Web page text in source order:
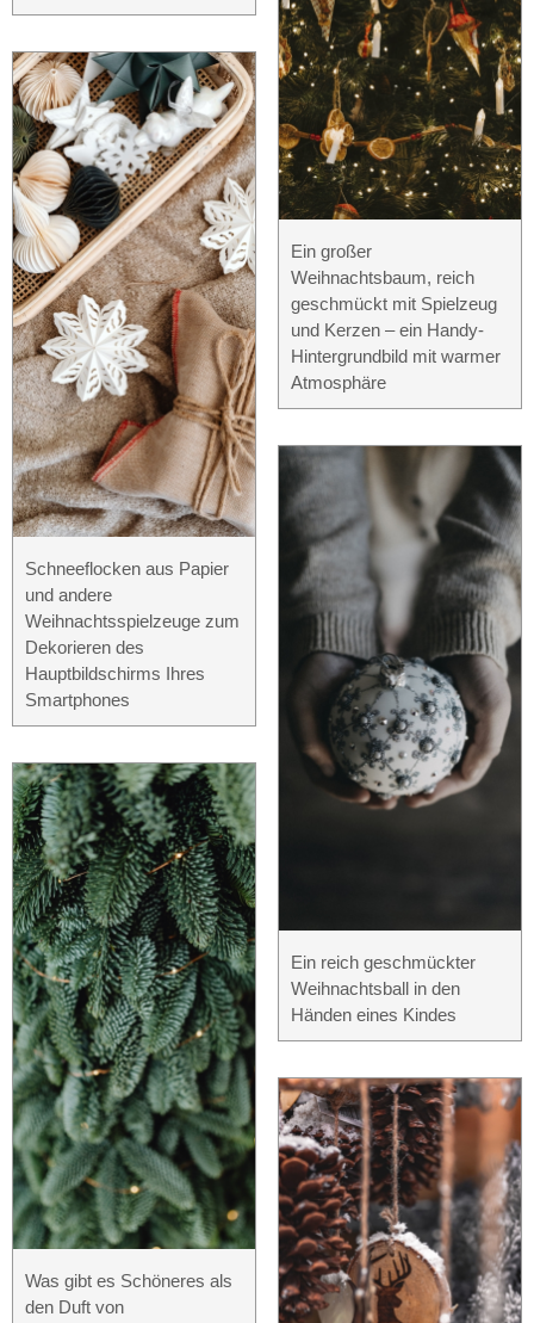
Schneeflocken aus Papier
und andere
Weihnachtsspielzeuge zum
Dekorieren des
Hauptbildschirms Ihres
Smartphones
Was gibt es Schöneres als
den Duft von
Ein großer
Weihnachtsbaum, reich
geschmückt mit Spielzeug
und Kerzen – ein Handy-
Hintergrundbild mit warmer
Atmosphäre
Ein reich geschmückter
Weihnachtsball in den
Händen eines Kindes